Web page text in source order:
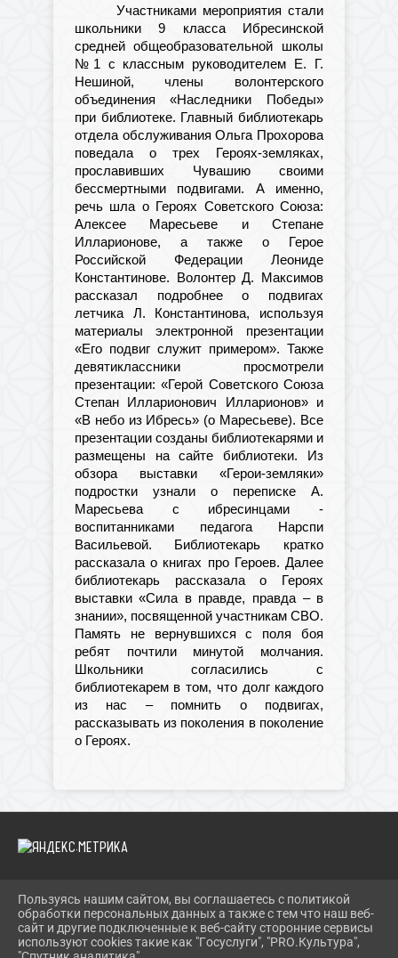
Участниками мероприятия стали
школьники 9 класса Ибресинской
средней общеобразовательной школы
№1 с классным руководителем Е. Г.
Нешиной, члены волонтерского
объединения «Наследники Победы»
при библиотеке. Главный библиотекарь
отдела обслуживания Ольга Прохорова
поведала о трех Героях-земляках,
прославивших Чувашию своими
бессмертными подвигами. А именно,
речь шла о Героях Советского Союза:
Алексее Маресьеве и Степане
Илларионове, а также о Герое
Российской Федерации Леониде
Константинове. Волонтер Д. Максимов
рассказал подробнее о подвигах
летчика Л. Константинова, используя
материалы электронной презентации
«Его подвиг служит примером». Также
девятиклассники просмотрели
презентации: «Герой Советского Союза
Степан Илларионович Илларионов» и
«В небо из Ибресь» (о Маресьеве). Все
презентации созданы библиотекарями и
размещены на сайте библиотеки. Из
обзора выставки «Герои-земляки»
подростки узнали о переписке А.
Маресьева с ибресинцами -
воспитанниками педагога Нарспи
Васильевой. Библиотекарь кратко
рассказала о книгах про Героев. Далее
библиотекарь рассказала о Героях
выставки «Сила в правде, правда – в
знании», посвященной участникам СВО.
Память не вернувшихся с поля боя
ребят почтили минутой молчания.
Школьники согласились с
библиотекарем в том, что долг каждого
из нас – помнить о подвигах,
рассказывать из поколения в поколение
о Героях.
2026 Г. IBRBIB.RU
ВХОД
КАРТА САЙТА
ПОЛИТИКА ОБРАБОТКИ ПЕРСОНАЛЬНЫХ ДАННЫХ
Пользуясь нашим сайтом, вы соглашаетесь с политикой
обработки персональных данных а также с тем что наш веб-
сайт и другие подключенные к веб-сайту сторонние сервисы
используют cookies такие как "Госуслуги", "PRO.Культура",